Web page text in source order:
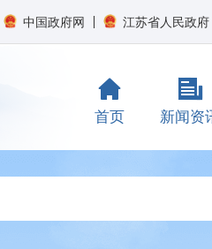
中国政府网 江苏省人民政府
首页 新闻资